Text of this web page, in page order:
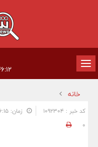
تغییر
وضعیت
ناوبری
خانه
کد خبر : 1092304 زمان: ۱۳:۳۶:۱۵ - تاریخ: ۱۴۰۳/۰۴/۱۱
0